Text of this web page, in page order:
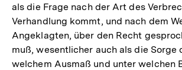
als die Frage nach der Art des
Verhandlung kommt, und nach dem
Angeklagten, über den Recht
muß, wesentlicher auch als die Sorge
welchem Ausmaß und unter welchen